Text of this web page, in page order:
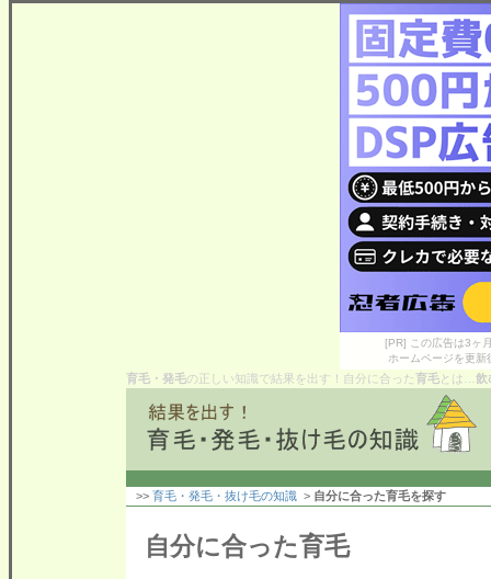
[PR] この広告は3ヶ
ホームページを更
育毛・発毛の正しい知識で結果を出す！自分に合った育毛とは… 飲
>> 育毛・発毛・抜け毛の知識 > 自分に合った育毛を探す
自分に合った育毛